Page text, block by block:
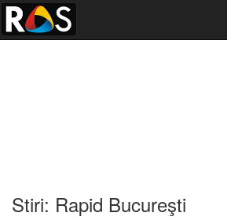
Stiri: Rapid Bucureşti